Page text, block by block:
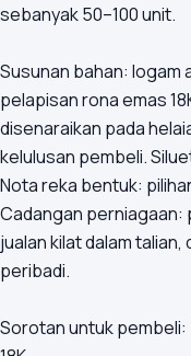
sebanyak 50–100 unit.
Susunan bahan: logam
pelapisan rona emas
disenaraikan pada
kelulusan pembeli.
Nota reka bentuk:
Cadangan perniagaan:
jualan kilat dalam
peribadi.
Sorotan untuk pembeli: